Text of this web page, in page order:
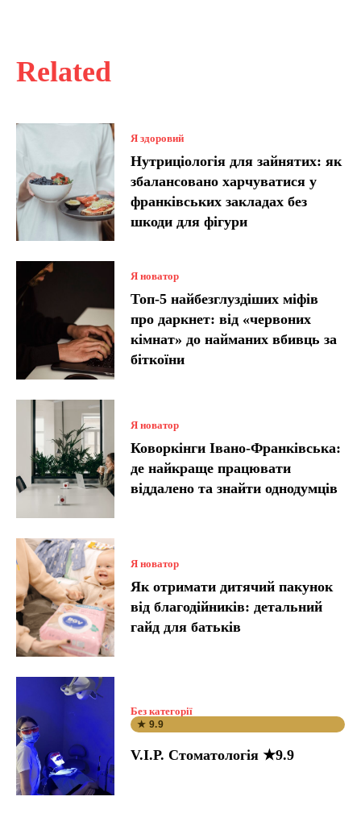
Related
Я здоровий
Нутриціологія для зайнятих: як
збалансовано харчуватися у
франківських закладах без
шкоди для фігури
Я новатор
Топ-5 найбезглуздіших міфів
про даркнет: від «червоних
кімнат» до найманих вбивць за
біткоїни
Я новатор
Коворкінги Івано-Франківська:
де найкраще працювати
віддалено та знайти однодумців
Я новатор
Як отримати дитячий пакунок
від благодійників: детальний
гайд для батьків
Без категорії
★ 9.9
V.I.P. Стоматологія ★9.9